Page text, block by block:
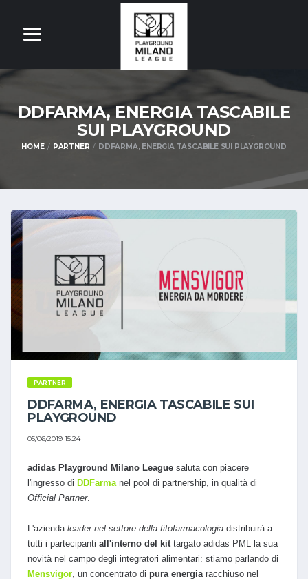
DDFARMA, ENERGIA TASCABILE
SUI PLAYGROUND
HOME PARTNER DDFARMA, ENERGIA TASCABILE SUI PLAYGROUND
PARTNER
DDFARMA, ENERGIA TASCABILE SUI
PLAYGROUND
05/06/2019 15:24
adidas Playground Milano League saluta con piacere
l'ingresso di DDFarma nel pool di partnership, in qualità di
Official Partner.
L'azienda leader nel settore della fitofarmacologia distribuirà a
tutti i partecipanti all'interno del kit targato adidas PML la sua
novità nel campo degli integratori alimentari: stiamo parlando di
Mensvigor , un concentrato di pura energia racchiuso nel